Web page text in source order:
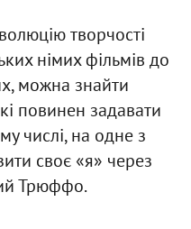
творчості
німих фільмів до
можна знайти
повинен задавати
числі, на одне з
своє «я» через
Трюффо.